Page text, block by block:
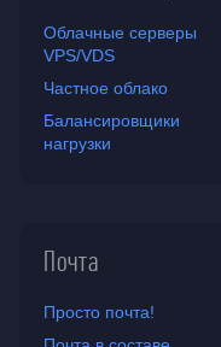
Облачные серверы
VPS/VDS
Частное облако
Балансировщики
нагрузки
Почта
Просто почта!